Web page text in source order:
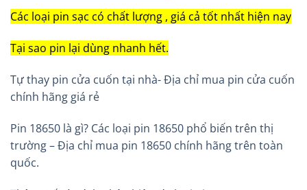
Các loại pin sạc có chất lượng , giá cả tốt nhất hiện nay
Tại sao pin lại dùng nhanh hết.
Tự thay pin cửa cuốn tại nhà- Địa chỉ mua pin cửa cuốn
chính hãng giá rẻ
Pin 18650 là gì? Các loại pin 18650 phổ biến trên thị
trường – Địa chỉ mua pin 18650 chính hãng trên toàn
quốc.